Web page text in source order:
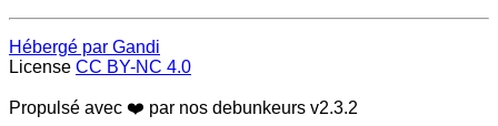
Hébergé par Gandi
License CC BY-NC 4.0
Propulsé avec ❤️ par nos debunkeurs v2.3.2